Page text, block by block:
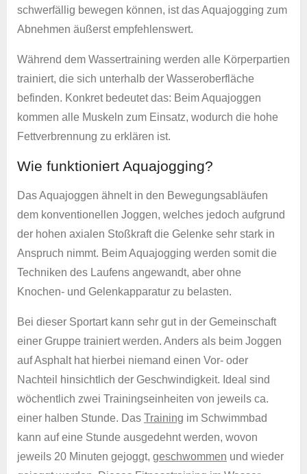
schwerfällig bewegen können, ist das Aquajogging zum
Abnehmen äußerst empfehlenswert.
Während dem Wassertraining werden alle Körperpartien
trainiert, die sich unterhalb der Wasseroberfläche
befinden. Konkret bedeutet das: Beim Aquajoggen
kommen alle Muskeln zum Einsatz, wodurch die hohe
Fettverbrennung zu erklären ist.
Wie funktioniert Aquajogging?
Das Aquajoggen ähnelt in den Bewegungsabläufen
dem konventionellen Joggen, welches jedoch aufgrund
der hohen axialen Stoßkraft die Gelenke sehr stark in
Anspruch nimmt. Beim Aquajogging werden somit die
Techniken des Laufens angewandt, aber ohne
Knochen- und Gelenkapparatur zu belasten.
Bei dieser Sportart kann sehr gut in der Gemeinschaft
einer Gruppe trainiert werden. Anders als beim Joggen
auf Asphalt hat hierbei niemand einen Vor- oder
Nachteil hinsichtlich der Geschwindigkeit. Ideal sind
wöchentlich zwei Trainingseinheiten von jeweils ca.
einer halben Stunde. Das Training im Schwimmbad
kann auf eine Stunde ausgedehnt werden, wovon
jeweils 20 Minuten gejoggt, geschwommen und wieder